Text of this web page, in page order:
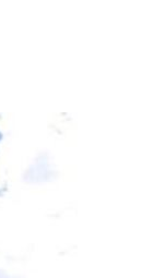
하람, 국회의원 최초
'입소'…각개전투·야
민석, '조희대 탄핵'